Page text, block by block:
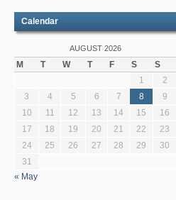
Calendar
AUGUST 2026
M T W T F S
S
1
2
3
4 5 6 7 8
9
10
11 12 13 14 15
16
17
18 19 20 21 22
23
24
25 26 27 28 29
30
31
« May